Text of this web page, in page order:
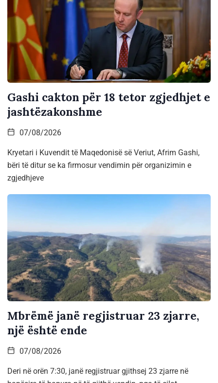
Gashi cakton për 18 tetor zgjedhjet e
jashtëzakonshme
07/08/2026
Kryetari i Kuvendit të Maqedonisë së Veriut, Afrim Gashi,
bëri të ditur se ka firmosur vendimin për organizimin e
zgjedhjeve
Mbrëmë janë regjistruar 23 zjarre,
një është ende
07/08/2026
Deri në orën 7:30, janë regjistruar gjithsej 23 zjarre në